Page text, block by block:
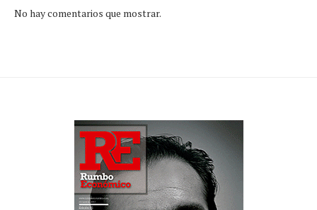
No hay comentarios que mostrar.